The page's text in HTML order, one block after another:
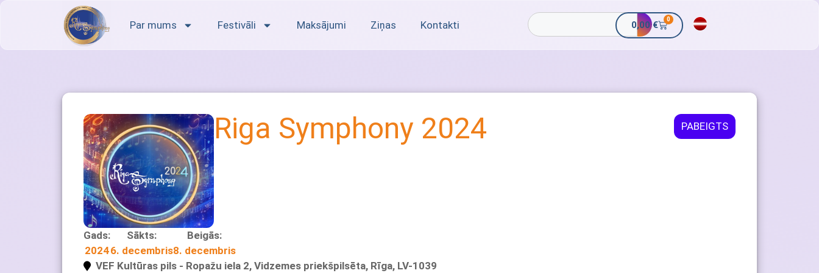
Par mums Festivāli Maksājumi Ziņas Kontakti 0,00€
0
Riga Symphony 2024 PABEIGTS
Gads:
2024
Sākts:
6. decembris
Beigās:
8. decembris
VEF Kultūras pils - Ropažu iela 2, Vidzemes priekšpilsēta, Rīga, LV-1039